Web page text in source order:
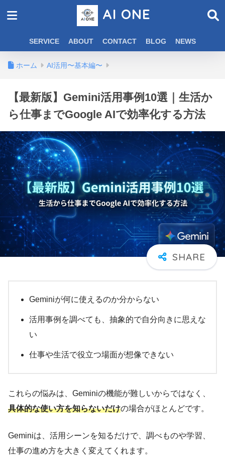
AI ONE
SERVICE ABOUT CONTACT BLOG NEWS
ホーム AI活用〜基本編〜
【最新版】Gemini活用事例10選｜生活か
ら仕事までGoogle AIで効率化する方法
Geminiが何に使えるのか分からない
活用事例を調べても、抽象的で自分向きに思えな
い
仕事や生活で役立つ場面が想像できない
これらの悩みは、Geminiの機能が難しいからではなく、
具体的な使い方を知らないだけの場合がほとんどです。
Geminiは、活用シーンを知るだけで、調べものや学習、
仕事の進め方を大きく変えてくれます。